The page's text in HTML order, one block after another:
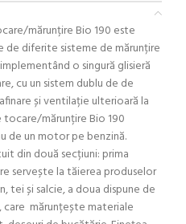
mărunțire Bio 190 este
diferite sisteme de mărunțire
o singură glisieră
cu un sistem dublu de de
și ventilație ulterioară la
mărunțire Bio 190
de un motor pe benzină.
din două secțiuni: prima
servește la tăierea produselor
tei și salcie, a doua dispune de
care mărunțește materiale